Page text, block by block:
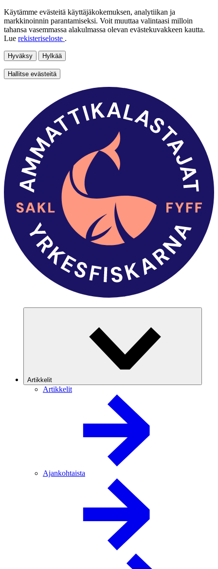
Käytämme evästeitä käyttäjäkokemuksen, analytiikan ja
markkinoinnin parantamiseksi. Voit muuttaa valintaasi milloin
tahansa vasemmassa alakulmassa olevan evästekuvakkeen kautta.
Lue rekisteriseloste .
Hyväksy Hylkää
Hallitse evästeitä
Artikkelit
Artikkelit
Ajankohtaista